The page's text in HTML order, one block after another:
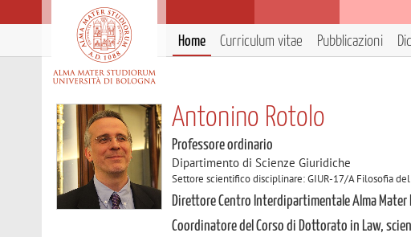
Home Curriculum vitae Pubblicazioni
Antonino Rotolo
Professore ordinario
Dipartimento di Scienze Giuridiche
Settore scientifico disciplinare: GIUR-17/A Filosofia
Direttore Centro Interdipartimentale Alma
Coordinatore del Corso di Dottorato in Law,